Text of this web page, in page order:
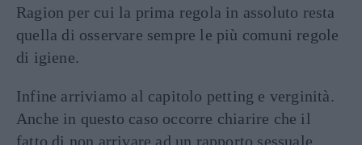
Ragion per cui la prima regola in assoluto resta
quella di osservare sempre le più comuni regole
di igiene.
Infine arriviamo al capitolo petting e verginità.
Anche in questo caso occorre chiarire che il
fatto di non arrivare ad un rapporto sessuale